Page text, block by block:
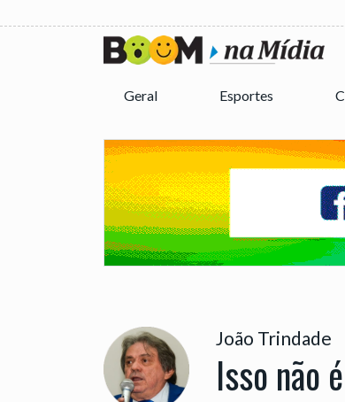
Geral Esportes
João Trindade
Isso não